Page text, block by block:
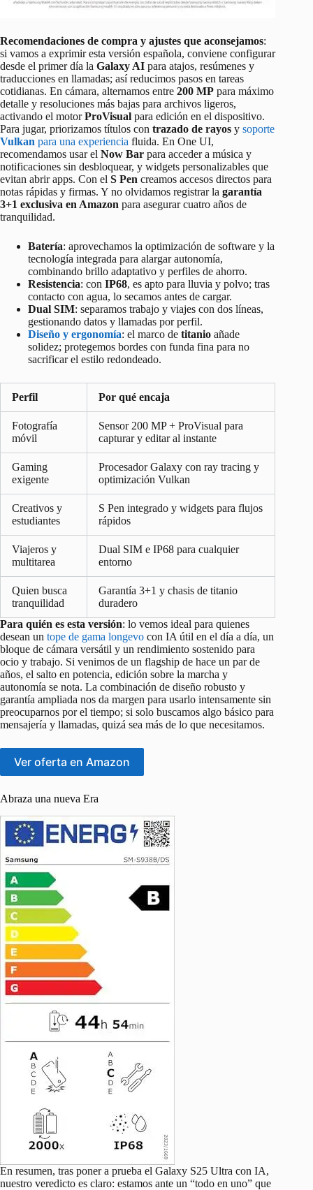
Recomendaciones de compra y ajustes que aconsejamos:
si vamos a exprimir esta versión española, conviene configurar
desde el primer día la Galaxy AI para atajos, resúmenes y
traducciones en llamadas; así reducimos pasos en tareas
cotidianas. En cámara, alternamos entre 200 MP para máximo
detalle y resoluciones más bajas para archivos ligeros,
activando el motorProVisual para edición en el dispositivo.
Para jugar, priorizamos títulos con trazado de rayos y soporte
Vulkan para una experiencia fluida. En One UI,
recomendamos usar el Now Bar para acceder a música y
notificaciones sin desbloquear, y widgets personalizables que
evitan abrir apps. Con el S Pen creamos accesos directos para
notas rápidas y firmas. Y no olvidamos registrar la garantía
3+1 exclusiva en Amazon para asegurar cuatro años de
tranquilidad.
Batería: aprovechamos la optimización de software y la
tecnología integrada para alargar autonomía,
combinando brillo adaptativo y perfiles de ahorro.
Resistencia: con IP68, es apto para lluvia y polvo; tras
contacto con agua, lo secamos antes de cargar.
Dual SIM: separamos trabajo y viajes con dos líneas,
gestionando datos y llamadas por perfil.
Diseño y ergonomía: el marco de titanio añade
solidez; protegemos bordes con funda fina para no
sacrificar el estilo redondeado.
Perfil Por qué encaja
Fotografía
móvil
Sensor 200 MP + ProVisual para
capturar y editar al instante
Gaming
exigente
Procesador Galaxy con ray tracing y
optimización Vulkan
Creativos y
estudiantes
S Pen integrado y widgets para flujos
rápidos
Viajeros y
multitarea
Dual SIM e IP68 para cualquier
entorno
Quien busca
tranquilidad
Garantía 3+1 y chasis de titanio
duradero
Para quién es esta versión: lo vemos ideal para quienes
desean un tope de gama longevo con IA útil en el día a día, un
bloque de cámara versátil y un rendimiento sostenido para
ocio y trabajo. Si venimos de un flagship de hace un par de
años, el salto en potencia, edición sobre la marcha y
autonomía se nota. La combinación de diseño robusto y
garantía ampliada nos da margen para usarlo intensamente sin
preocuparnos por el tiempo; si solo buscamos algo básico para
mensajería y llamadas, quizá sea más de lo que necesitamos.
Ver oferta en Amazon
Abraza una nueva Era
En resumen, tras poner a prueba el Galaxy S25 Ultra con IA,
nuestro veredicto es claro: estamos ante un “todo en uno” que